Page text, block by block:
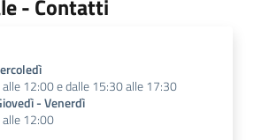
- Contatti
12:00 e dalle 15:30 alle 17:30
- Venerdì
12:00